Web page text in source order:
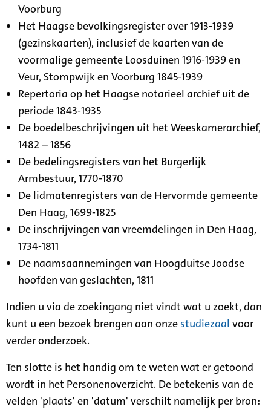
Voorburg
Het Haagse bevolkingsregister over 1913-1939
(gezinskaarten), inclusief de kaarten van de
voormalige gemeente Loosduinen 1916-1939 en
Veur, Stompwijk en Voorburg 1845-1939
Repertoria op het Haagse notarieel archief uit de
periode 1843-1935
De boedelbeschrijvingen uit het Weeskamerarchief,
1482 – 1856
De bedelingsregisters van het Burgerlijk
Armbestuur, 1770-1870
De lidmatenregisters van de Hervormde gemeente
Den Haag, 1699-1825
De inschrijvingen van vreemdelingen in Den Haag,
1734-1811
De naamsaannemingen van Hoogduitse Joodse
hoofden van geslachten, 1811
Indien u via de zoekingang niet vindt wat u zoekt, dan
kunt u een bezoek brengen aan onze studiezaal voor
verder onderzoek.
Ten slotte is het handig om te weten wat er getoond
wordt in het Personenoverzicht. De betekenis van de
velden 'plaats' en 'datum' verschilt namelijk per bron: